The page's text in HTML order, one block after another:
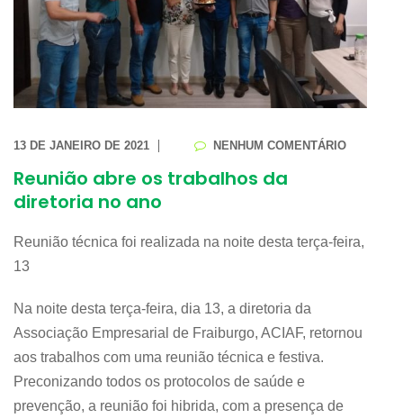
13 DE JANEIRO DE 2021 NENHUM COMENTÁRIO
Reunião abre os trabalhos da
diretoria no ano
Reunião técnica foi realizada na noite desta terça-feira,
13
Na noite desta terça-feira, dia 13, a diretoria da
Associação Empresarial de Fraiburgo, ACIAF, retornou
aos trabalhos com uma reunião técnica e festiva.
Preconizando todos os protocolos de saúde e
prevenção, a reunião foi hibrida, com a presença de